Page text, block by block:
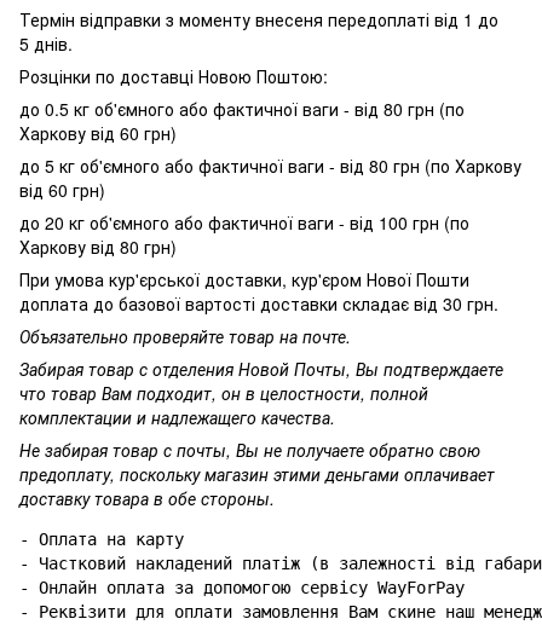
Термін відправки з моменту внесеня передоплаті від 1 до
5 днів.
Розцінки по доставці Новою Поштою:
до 0.5 кг об'ємного або фактичної ваги - від 80 грн (по
Харкову від 60 грн)
до 5 кг об'ємного або фактичної ваги - від 80 грн (по Харкову
від 60 грн)
до 20 кг об'ємного або фактичної ваги - від 100 грн (по
Харкову від 80 грн)
При умова кур'єрської доставки, кур'єром Нової Пошти
доплата до базової вартості доставки складає від 30 грн.
Объязательно проверяйте товар на почте.
Забирая товар с отделения Новой Почты, Вы подтверждаете
что товар Вам подходит, он в целостности, полной
комплектации и надлежащего качества.
Не забирая товар с почты, Вы не получаете обратно свою
предоплату, поскольку магазин этими деньгами оплачивает
доставку товара в обе стороны.
- Оплата на карту
- Частковий накладений платіж (в залежності від
- Онлайн оплата за допомогою сервісу WayForPay
- Реквізити для оплати замовлення Вам скине наш